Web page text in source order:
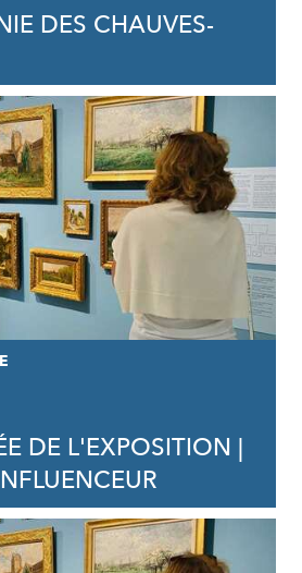
DES CHAUVES-
DE L'EXPOSITION |